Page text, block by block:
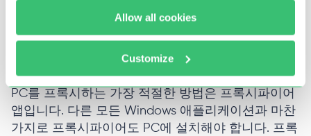
Allow all cookies
Customize
프록시를 설정하는 방법에 대한 지침을 제공합니다:
Windows PC의 경우
PC를 프록시하는 가장 적절한 방법은 프록시파이어
앱입니다. 다른 모든 Windows 애플리케이션과 마찬
가지로 프록시파이어도 PC에 설치해야 합니다. 프록